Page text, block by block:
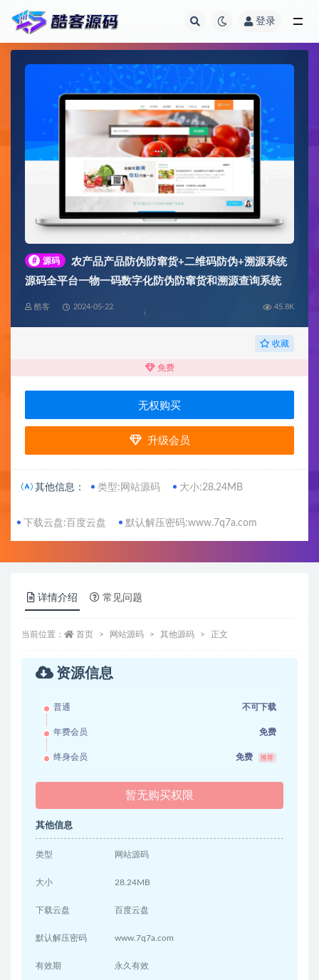
登录
# 源码
农产品产品防伪防窜货+二维码防伪+溯源系统
源码全平台一物一码数字化防伪防窜货和溯源查询系统
酷客 2024-05-22 45.8K
收藏
免费
无权购买
升级会员
其他信息： 类型:网站源码 大小:28.24MB
下载云盘:百度云盘 默认解压密码:www.7q7a.com
详情介绍 常见问题
当前位置： 首页 网站源码 其他源码 正文
资源信息
普通 不可下载
年费会员 免费
终身会员 免费 推荐
暂无购买权限
其他信息
类型 网站源码
大小 28.24MB
下载云盘 百度云盘
默认解压密码 www.7q7a.com
有效期 永久有效